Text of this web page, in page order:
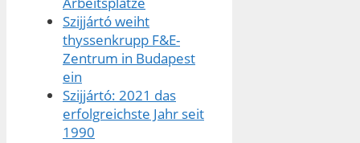
Szijjártó weiht
thyssenkrupp F&E-
Zentrum in Budapest
ein
Szijjártó: 2021 das
erfolgreichste Jahr seit
1990